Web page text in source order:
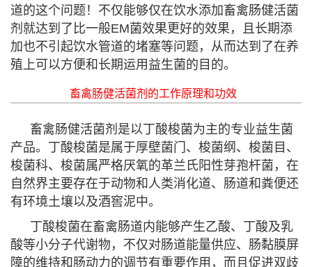
道的这个问题！不仅能够仅在饮水添加畜禽肠健活菌
剂就达到了比一般EM菌效果更好的效果，且长期添
加也不引起饮水管道的堵塞等问题，从而达到了在养
殖上可以方便和长期运用益生菌的目的。
畜禽肠健活菌剂的工作原理和功效
畜禽肠健活菌剂是以丁酸梭菌为主的专业益生菌
产品。丁酸梭菌是属于厚壁菌门、梭菌纲、梭菌目、
梭菌科、梭菌属严格厌氧的革兰氏阳性芽孢杆菌，在
自然界主要存在于动物和人类消化道、肠道和粪便还
有环境土壤以及酒窖泥中。
丁酸梭菌在畜禽肠道内能够产生乙酸、丁酸及乳
酸等小分子代谢物，不仅对肠道能量供应、肠黏膜屏
障的维持和肠动力的调节有重要作用，而且促进双歧